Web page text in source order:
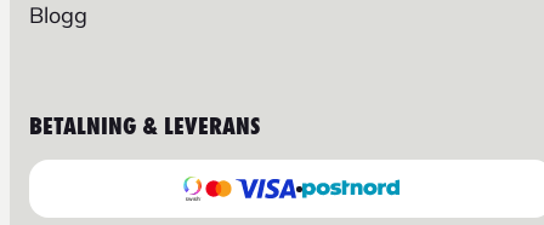
Blogg
BETALNING & LEVERANS